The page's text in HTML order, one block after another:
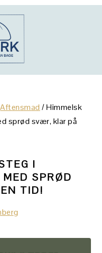
Aftensmad /Himmelsk
sprød svær, klar på
I
SPRØD
TID!